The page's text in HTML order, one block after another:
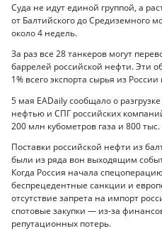
Суда не идут единой группой, а
от Балтийского до Средиземного
около 4 недель.
За раз все 28 танкеров могут
баррелей российской нефти. Эти
1% всего экспорта сырья из России
5 мая EADaily сообщало о
нефтью и СПГ российских
200 млн кубометров газа и 800
Поставки российской нефти из
были из ряда вон выходящим
Когда Россия начала
беспрецедентные санкции и
отсутствие запрета на импорт
спотовые закупки — из-за
репутационных потерь.